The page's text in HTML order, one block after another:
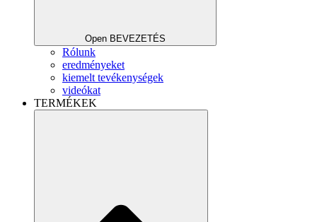
Open BEVEZETÉS
Rólunk
eredményeket
kiemelt tevékenységek
videókat
TERMÉKEK